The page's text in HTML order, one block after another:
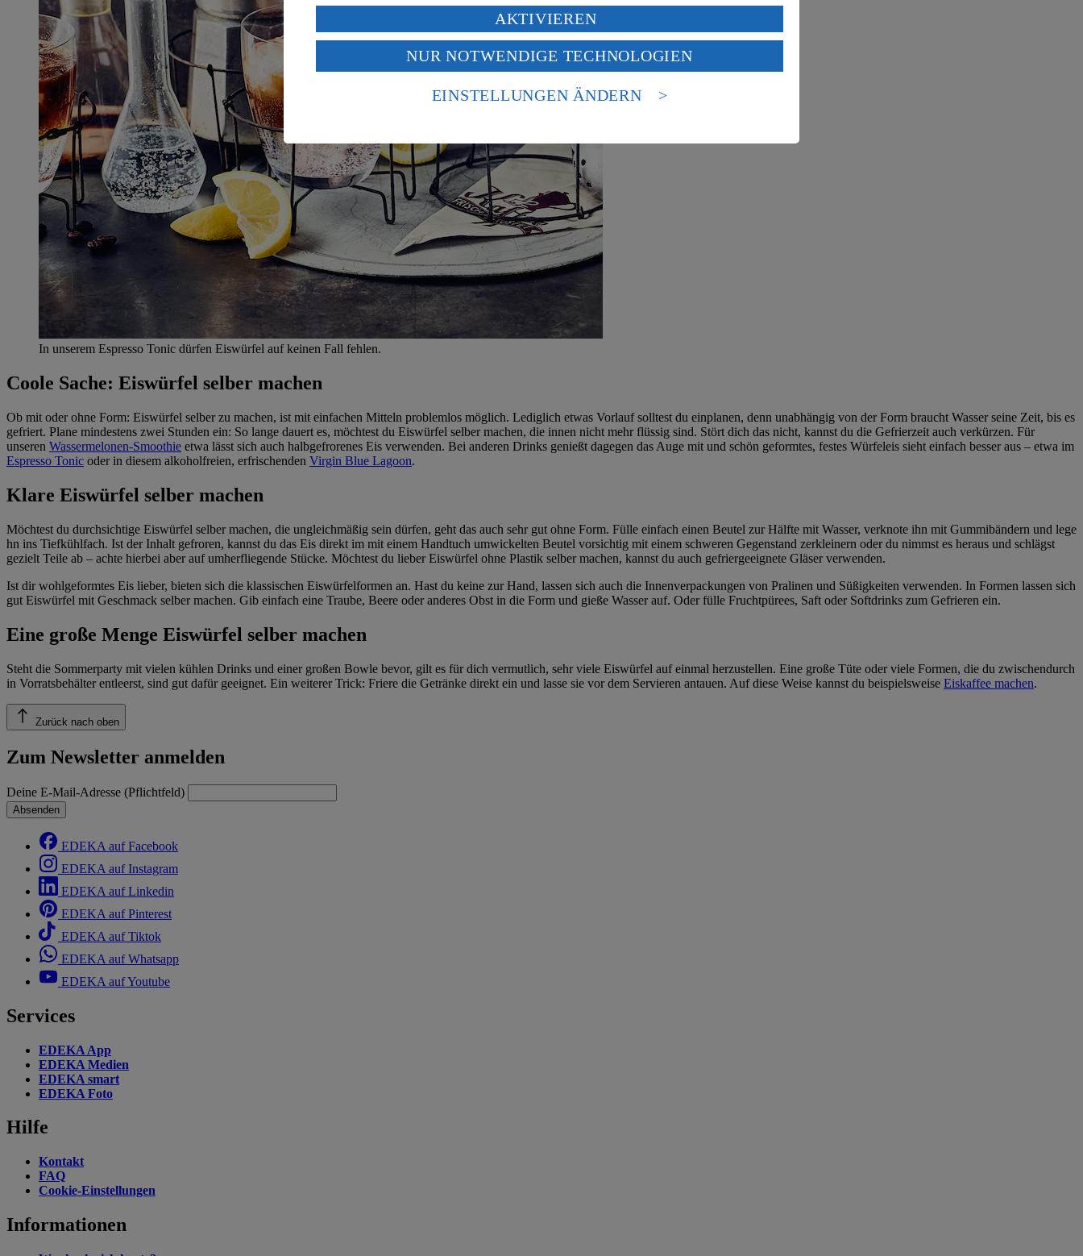
In unserem Espresso Tonic dürfen Eiswürfel auf keinen Fall fehlen.
Coole Sache: Eiswürfel selber machen
Ob mit oder ohne Form: Eiswürfel selber zu machen, ist mit einfachen Mitteln problemlos möglich. Lediglich etwas Vorlauf solltest du einplanen, denn unabhängig von der Form braucht Wasser seine Zeit, bis es
gefriert. Plane mindestens zwei Stunden ein: So lange dauert es, möchtest du Eiswürfel selber machen, die innen nicht mehr flüssig sind. Stört dich das nicht, kannst du die Gefrierzeit auch verkürzen. Für
unseren Wassermelonen-Smoothie etwa lässt sich auch halbgefrorenes Eis verwenden. Bei anderen Drinks genießt dagegen das Auge mit und schön geformtes, festes Würfeleis sieht einfach besser aus – etwa im
Espresso Tonic oder in diesem alkoholfreien, erfrischenden Virgin Blue Lagoon.
Klare Eiswürfel selber machen
Möchtest du durchsichtige Eiswürfel selber machen, die ungleichmäßig sein dürfen, geht das auch sehr gut ohne Form. Fülle einfach einen Beutel zur Hälfte mit Wasser, verknote ihn mit Gummibändern und lege
hn ins Tiefkühlfach. Ist der Inhalt gefroren, kannst du das Eis direkt im mit einem Handtuch umwickelten Beutel vorsichtig mit einem schweren Gegenstand zerkleinern oder du nimmst es heraus und schlägst
gezielt Teile ab – achte hierbei aber auf umherfliegende Stücke. Möchtest du lieber Eiswürfel ohne Plastik selber machen, kannst du auch gefriergeeignete Gläser verwenden.
Ist dir wohlgeformtes Eis lieber, bieten sich die klassischen Eiswürfelformen an. Hast du keine zur Hand, lassen sich auch die Innenverpackungen von Pralinen und Süßigkeiten verwenden. In Formen lassen sich
gut Eiswürfel mit Geschmack selber machen. Gib einfach eine Traube, Beere oder anderes Obst in die Form und gieße Wasser auf. Oder fülle Fruchtpürees, Saft oder Softdrinks zum Gefrieren ein.
Eine große Menge Eiswürfel selber machen
Steht die Sommerparty mit vielen kühlen Drinks und einer großen Bowle bevor, gilt es für dich vermutlich, sehr viele Eiswürfel auf einmal herzustellen. Eine große Tüte oder viele Formen, die du zwischendurch
in Vorratsbehälter entleerst, sind gut dafür geeignet. Ein weiterer Trick: Friere die Getränke direkt ein und lasse sie vor dem Servieren antauen. Auf diese Weise kannst du beispielsweise Eiskaffee machen.
Zurück nach oben
Zum Newsletter anmelden
Deine E-Mail-Adresse (Pflichtfeld)
Absenden
EDEKA auf Facebook
EDEKA auf Instagram
EDEKA auf Linkedin
EDEKA auf Pinterest
EDEKA auf Tiktok
EDEKA auf Whatsapp
EDEKA auf Youtube
Services
EDEKA App
EDEKA Medien
EDEKA smart
EDEKA Foto
Hilfe
Kontakt
FAQ
Cookie-Einstellungen
Informationen
Verarbeitung deiner personenbezogenen Daten in den USA durch Facebook und YouTube:
Wenn du auf „Aktivieren“ klickst, willigst du im Sinne des Art. 49 Abs. 1 Satz 1 lit. a) DSGVO
ein, dass deine Daten in den USA verarbeitet werden. Der EuGH sieht die USA als Land mit
einem nach europäischen Standards nicht angemessenen Datenschutzniveau an. Es besteht das
Risiko eines Zugriffs durch US-amerikanische Behörden.
AKTIVIEREN
NUR NOTWENDIGE TECHNOLOGIEN
EINSTELLUNGEN ÄNDERN